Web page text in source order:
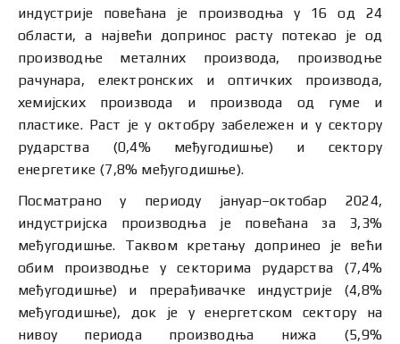
индустрије повећана је производња у 16 од 24
области, а највећи допринос расту потекао је од
производње металних производа, производње
рачунара, електронских и оптичких производа,
хемијских производа и производа од гуме и
пластике. Раст је у октобру забележен и у сектору
рударства (0,4% међугодишње) и сектору
енергетике (7,8% међугодишње).
Посматрано у периоду јануар–октобар 2024,
индустријска производња је повећана за 3,3%
међугодишње. Таквом кретању допринео је већи
обим производње у секторима рударства (7,4%
међугодишње) и прерађивачке индустрије (4,8%
међугодишње), док је у енергетском сектору на
нивоу периода производња нижа (5,9%